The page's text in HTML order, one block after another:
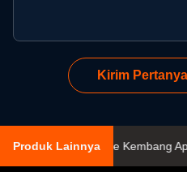
Kirim
Produk Lainnya
Tembakan Keke Kembang Api